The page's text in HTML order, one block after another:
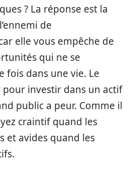
? La réponse est la
de
elle vous empêche de
qui ne se
fois dans une vie. Le
investir dans un actif
public a peur. Comme il
craintif quand les
et avides quand les